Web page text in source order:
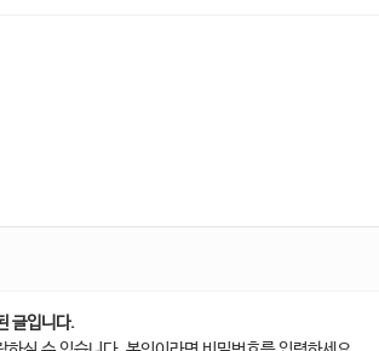
글입니다.